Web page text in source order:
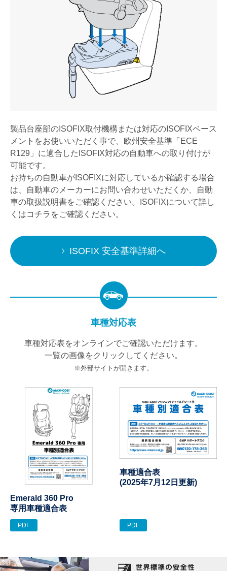
製品台座部のISOFIX取付機構または対応のISOFIXベース
メントをお使いいただく事で、 欧州安全基準「ECE
R129」に適合したISOFIX対応の自動車への取り付けが
可能です。
お持ちの自動車がISOFIXに対応しているか確認する場合
は、自動車のメーカーにお問い合わせいただくか、
自動
車の取扱説明書をご確認ください。ISOFIXについて詳し
くはコチラをご確認ください。
ISOFIX 安全基準詳細へ
車種対応表
車種対応表をオンラインでご確認いただけます。
一覧の画像をクリックしてください。
※外部サイトが開きます。
Emerald 360 Pro
専用車種適合表
PDF
車種適合表
(2025年7月12日更新)
PDF